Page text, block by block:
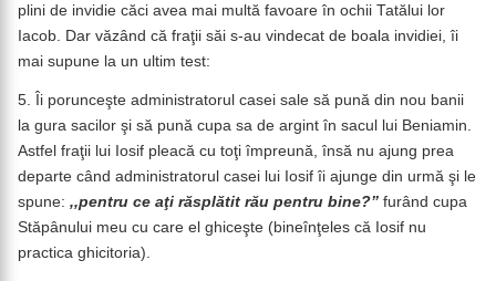
plini de invidie căci avea mai multă favoare în ochii Tatălui lor
Iacob. Dar văzând că fraţii săi s-au vindecat de boala invidiei, îi
mai supune la un ultim test:
5. Îi porunceşte administratorul casei sale să pună din nou banii
la gura sacilor şi să pună cupa sa de argint în sacul lui Beniamin.
Astfel fraţii lui Iosif pleacă cu toţi împreună, însă nu ajung prea
departe când administratorul casei lui Iosif îi ajunge din urmă şi le
spune: ,,pentru ce aţi răsplătit rău pentru bine?” furând cupa
Stăpânului meu cu care el ghiceşte (bineînţeles că Iosif nu
practica ghicitoria).